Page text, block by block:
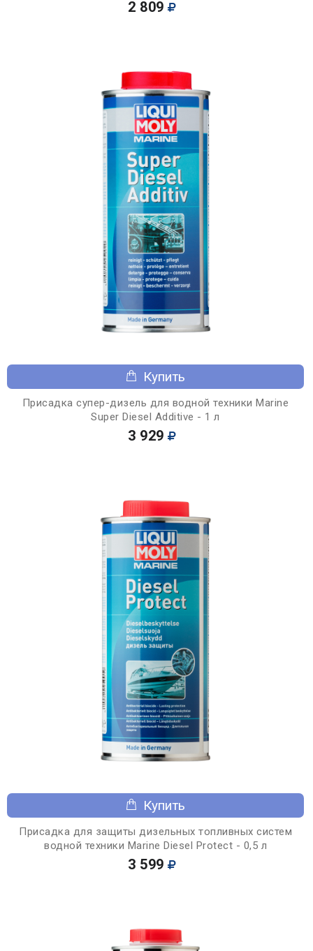
2 809
Купить
Присадка супер-дизель для водной техники Marine
Super Diesel Additive - 1 л
3 929
Купить
Присадка для защиты дизельных топливных систем
водной техники Marine Diesel Protect - 0,5 л
3 599